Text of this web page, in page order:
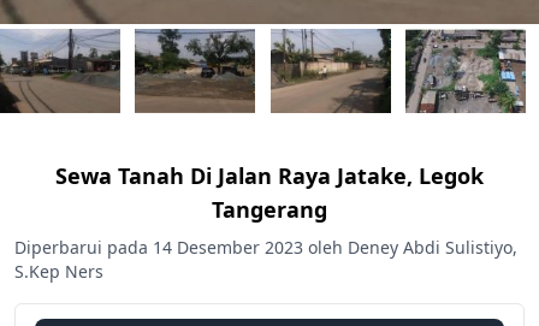
Sewa Tanah Di Jalan Raya Jatake, Legok
Tangerang
Diperbarui pada 14 Desember 2023 oleh Deney Abdi Sulistiyo,
S.Kep Ners